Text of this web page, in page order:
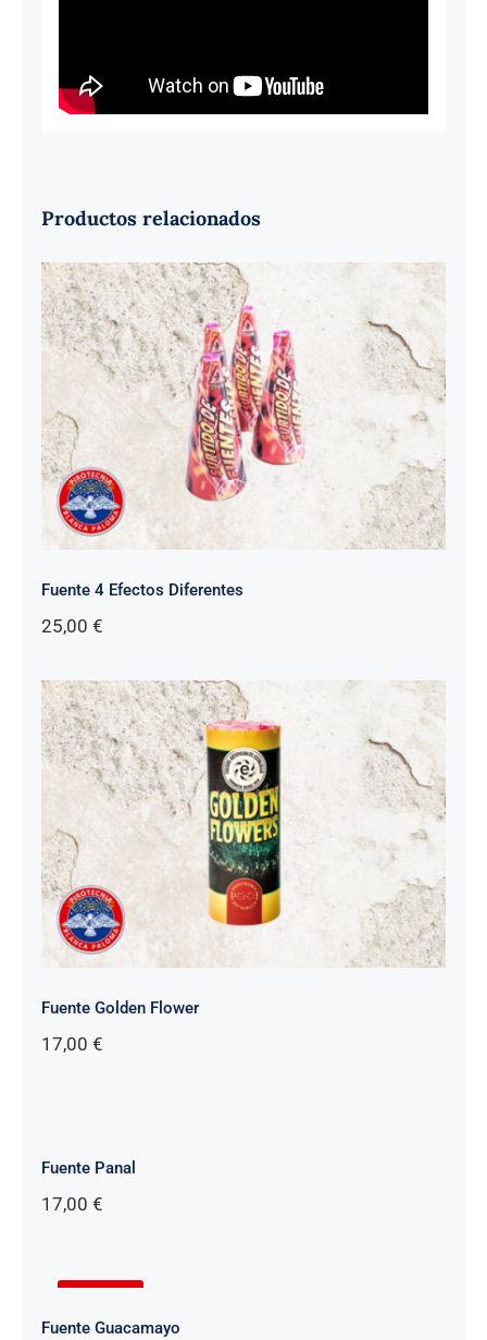
Productos relacionados
Fuente 4 Efectos Diferentes
25,00 €
Fuente Golden Flower
17,00 €
Fuente Panal
17,00 €
Fuente Guacamayo